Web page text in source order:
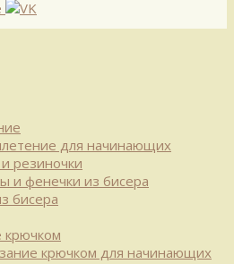
для начинающих
резиночки
и фенечки из бисера
бисера
крючком
крючком для начинающих